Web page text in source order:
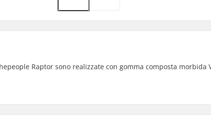
Raptor sono realizzate con gomma composta morbida